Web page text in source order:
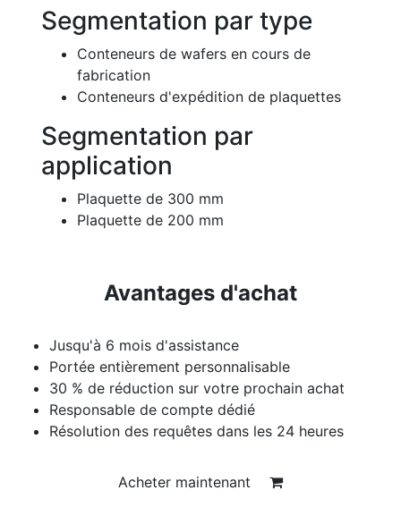
Segmentation par type
Conteneurs de wafers en cours de
fabrication
Conteneurs d'expédition de plaquettes
Segmentation par
application
Plaquette de 300 mm
Plaquette de 200 mm
Avantages d'achat
Jusqu'à 6 mois d'assistance
Portée entièrement personnalisable
30 % de réduction sur votre prochain achat
Responsable de compte dédié
Résolution des requêtes dans les 24 heures
Acheter maintenant